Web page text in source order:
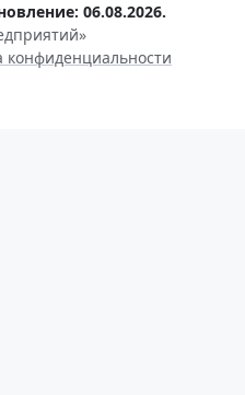
06.08.2026.
конфиденциальности